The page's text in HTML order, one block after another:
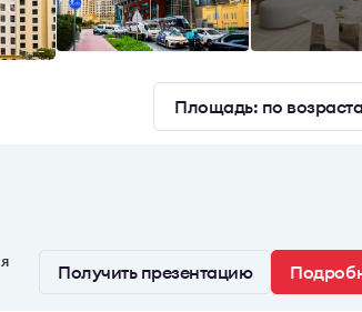
Площадь: по
Получить презентацию